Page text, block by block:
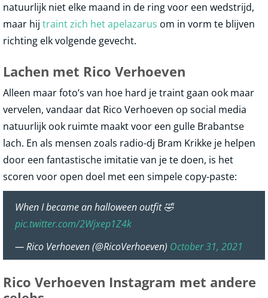
natuurlijk niet elke maand in de ring voor een wedstrijd,
maar hij traint zich het apelazarus om in vorm te blijven
richting elk volgende gevecht.
Lachen met Rico Verhoeven
Alleen maar foto’s van hoe hard je traint gaan ook maar
vervelen, vandaar dat Rico Verhoeven op social media
natuurlijk ook ruimte maakt voor een gulle Brabantse
lach. En als mensen zoals radio-dj Bram Krikke je helpen
door een fantastische imitatie van je te doen, is het
scoren voor open doel met een simpele copy-paste:
When I became an halloween outfit 🤣
pic.twitter.com/2Wjxep1Z4k
— Rico Verhoeven (@RicoVerhoeven) October 31, 2021
Rico Verhoeven Instagram met andere